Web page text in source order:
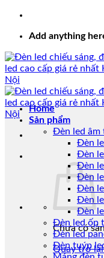
Add anything
Chưa có
Quay trở
Home
Sản phẩm
Đèn led âm
Đèn
Đèn
Đèn
Đèn
Đèn
Đèn
Đèn
Đèn led ốp
Đèn led
Đèn tuýp